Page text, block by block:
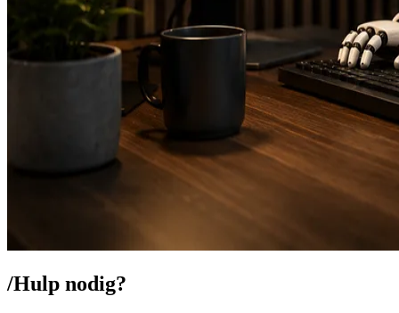
/Hulp nodig?